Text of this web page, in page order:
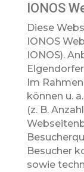
IONOS
Diese
IONOS
IONOS).
Im
können u.
(z. B.
Besucher
sowie